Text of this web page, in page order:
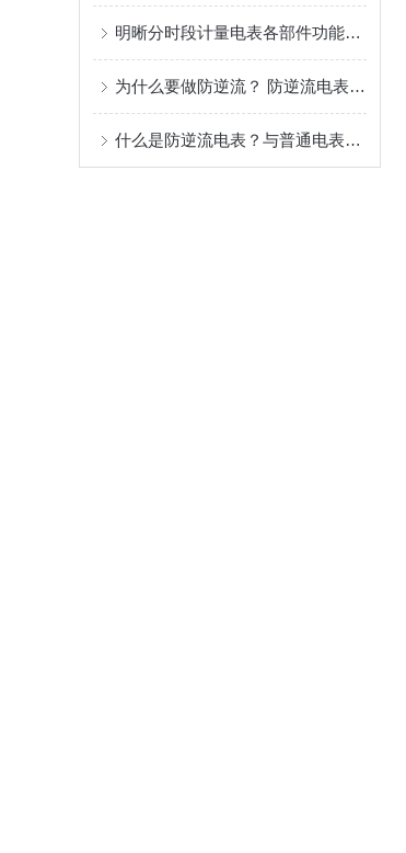
明晰分时段计量电表各部件功能特点保障电力计量数据准确合规
为什么要做防逆流？ 防逆流电表怎么选择？
什么是防逆流电表？与普通电表有什么区别？哪些场景会用到防逆流电表？